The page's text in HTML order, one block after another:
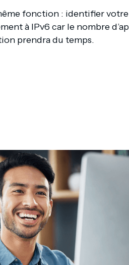
fonction : identifier
à IPv6 car le nombre
prendra du temps.